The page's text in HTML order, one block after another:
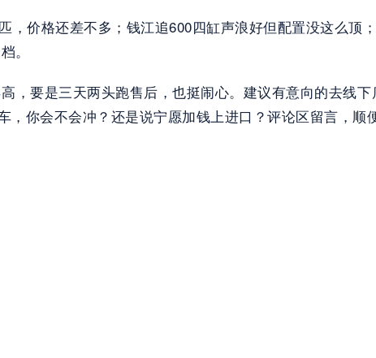
价格还差不多；钱江追600四缸声浪好但配置没这么顶
。
，要是三天两头跑售后，也挺闹心。建议有意向的去线
你会不会冲？还是说宁愿加钱上进口？评论区留言，顺